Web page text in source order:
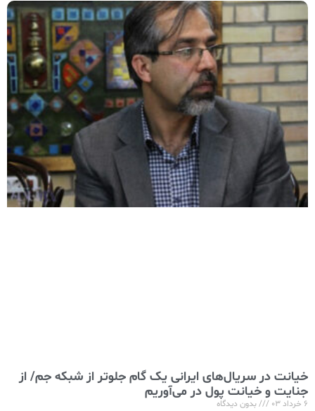
خیانت‌ در سریال‌های ایرانی یک گام جلوتر از شبکه جم/ از
جنایت و خیانت پول در می‌آوریم
۶ خرداد ۰۳ بدون دیدگاه